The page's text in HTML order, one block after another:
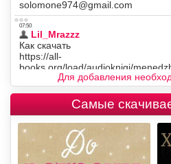
Для добавления
Самые